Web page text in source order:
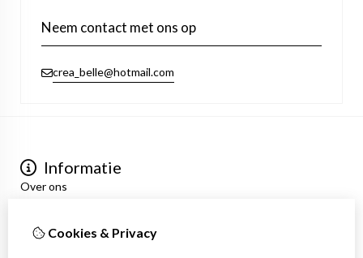
Neem contact met ons op
crea_belle@hotmail.com
Informatie
Over ons
Algemene voorwaarden
Mijn account
Cookies & Privacy